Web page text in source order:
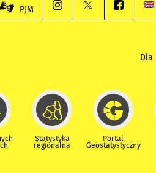
PJM
Dla
Statystyka
regionalna
Portal
Geostatystyczny